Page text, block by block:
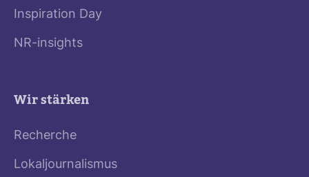
Inspiration Day
NR-insights
Wir stärken
Recherche
Lokaljournalismus